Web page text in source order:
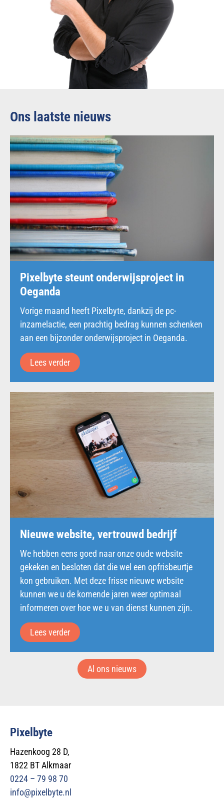
Ons laatste nieuws
Pixelbyte steunt onderwijsproject in
Oeganda
Vorige maand heeft Pixelbyte, dankzij de pc-
inzamelactie, een prachtig bedrag kunnen schenken
aan een bijzonder onderwijsproject in Oeganda.
Lees verder
Nieuwe website, vertrouwd bedrijf
We hebben eens goed naar onze oude website
gekeken en besloten dat die wel een opfrisbeurtje
kon gebruiken. Met deze frisse nieuwe website
kunnen we u de komende jaren weer optimaal
informeren over hoe we u van dienst kunnen zijn.
Lees verder
Al ons nieuws
Pixelbyte
Hazenkoog 28 D,
1822 BT Alkmaar
0224 – 79 98 70
info@pixelbyte.nl